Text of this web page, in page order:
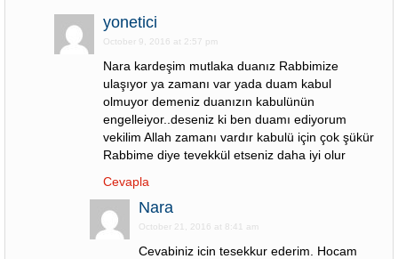
yonetici
October 9, 2016 at 2:57 pm
Nara kardeşim mutlaka duanız Rabbimize
ulaşıyor ya zamanı var yada duam kabul
olmuyor demeniz duanızın kabulünün
engelleiyor..deseniz ki ben duamı ediyorum
vekilim Allah zamanı vardır kabulü için çok şükür
Rabbime diye tevekkül etseniz daha iyi olur
Cevapla
Nara
October 21, 2016 at 8:41 am
Cevabiniz icin tesekkur ederim. Hocam